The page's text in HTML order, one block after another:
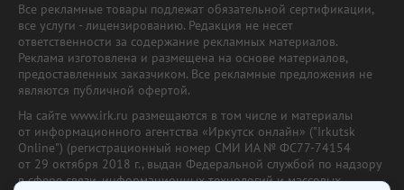
Все рекламные товары подлежат обязательной сертификации,
все услуги - лицензированию. Редакция не несет
ответственности за содержание рекламных материалов.
Реклама изготовлена и размещена на основе материалов,
предоставленных заказчиком. Все рекламные предложения не
являются публичной офертой.
На сайте www.irk.ru размещаются в том числе и материалы
от информационного агентства «Иркутск онлайн» ("Irkutsk
Online") (регистрационный номер СМИ ИА № ФС77-74154
от 29 октября 2018 г., выдан Федеральной службой по надзору
в сфере связи, информационных технологий и массовых